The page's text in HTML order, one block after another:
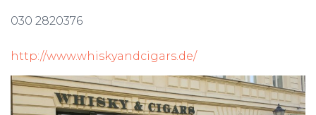
030 2820376
http://www.whiskyandcigars.de/